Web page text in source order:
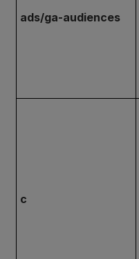
ads/ga-audiences
c